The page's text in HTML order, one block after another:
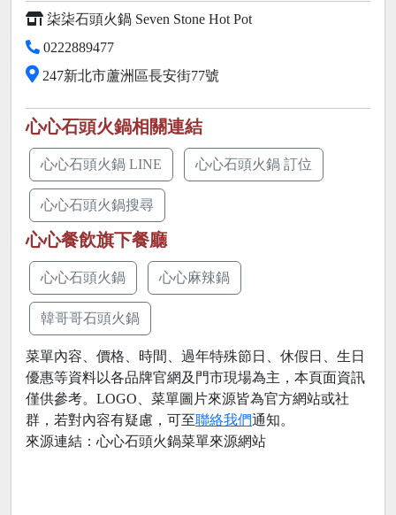
柒柒石頭火鍋 Seven Stone Hot Pot
0222889477
247新北市蘆洲區長安街77號
心心石頭火鍋相關連結
心心石頭火鍋 LINE 心心石頭火鍋 訂位
心心石頭火鍋搜尋
心心餐飲旗下餐廳
心心石頭火鍋 心心麻辣鍋
韓哥哥石頭火鍋
菜單內容、價格、時間、過年特殊節日、休假日、生日
優惠等資料以各品牌官網及門市現場為主，本頁面資訊
僅供參考。LOGO、菜單圖片來源皆為官方網站或社
群，若對內容有疑慮，可至聯絡我們通知。
來源連結： 心心石頭火鍋菜單來源網站